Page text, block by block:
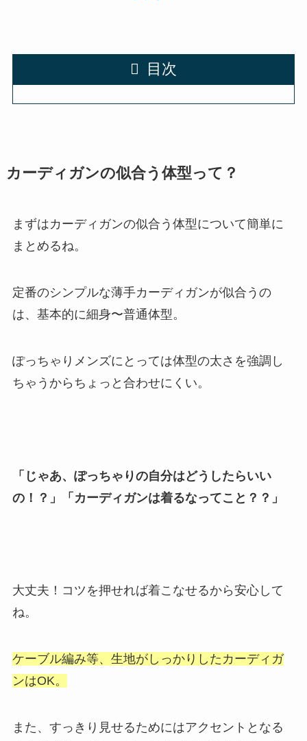
目次
カーディガンの似合う体型って？
まずはカーディガンの似合う体型について簡単に
まとめるね。
定番のシンプルな薄手カーディガンが似合うの
は、基本的に細身〜普通体型。
ぽっちゃりメンズにとっては体型の太さを強調し
ちゃうからちょっと合わせにくい。
「じゃあ、ぽっちゃりの自分はどうしたらいい
の！？」「カーディガンは着るなってこと？？」
大丈夫！コツを押せれば着こなせるから安心して
ね。
ケーブル編み等、生地がしっかりしたカーディガ
ンはOK。
また、すっきり見せるためにはアクセントとなる